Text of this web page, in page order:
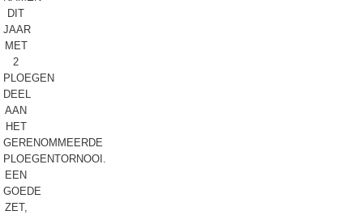
DIT
JAAR
MET
2
PLOEGEN
DEEL
AAN
HET
GERENOMMEERDE
PLOEGENTORNOOI.
EEN
GOEDE
ZET,